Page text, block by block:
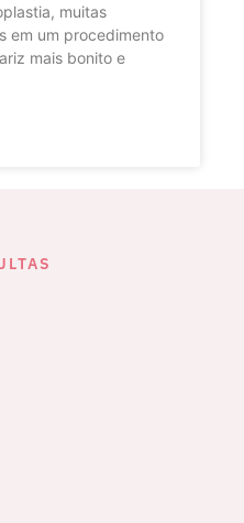
muitas
em um procedimento
mais bonito e